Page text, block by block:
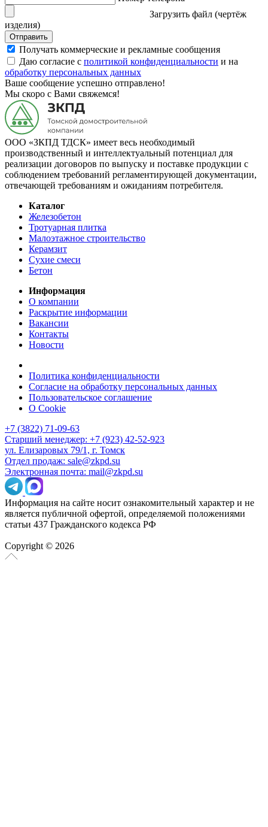
Загрузить файл (чертёж
изделия)
Отправить
Получать коммерческие и рекламные сообщения
Даю согласие с политикой конфиденциальности и на
обработку персональных данных
Ваше сообщение успешно отправлено!
Мы скоро с Вами свяжемся!
ООО «ЗКПД ТДСК» имеет весь необходимый
производственный и интеллектуальный потенциал для
реализации договоров по выпуску и поставке продукции с
соблюдением требований регламентирующей документации,
отвечающей требованиям и ожиданиям потребителя.
Каталог
Железобетон
Тротуарная плитка
Малоэтажное строительство
Керамзит
Сухие смеси
Бетон
Информация
О компании
Раскрытие информации
Вакансии
Контакты
Новости
Политика конфиденциальности
Согласие на обработку персональных данных
Пользовательское соглашение
О Cookie
+7 (3822) 71-09-63
Старший менеджер: +7 (923) 42-52-923
ул. Елизаровых 79/1, г. Томск
Отдел продаж: sale@zkpd.su
Электронная почта: mail@zkpd.su
Информация на сайте носит ознакомительный характер и не
является публичной офертой, определяемой положениями
статьи 437 Гражданского кодекса РФ
Copyright © 2026